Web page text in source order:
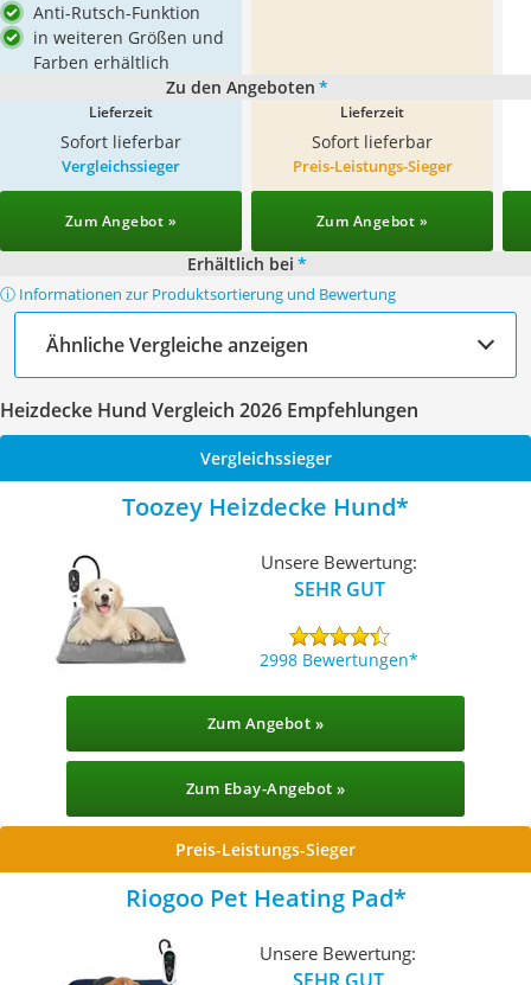
Anti-Rutsch-Funktion
in weiteren Größen und
Farben erhältlich
Zu den Angeboten *
Lieferzeit
Sofort lieferbar
Lieferzeit
Sofort lieferbar
Vergleichssieger
Zum Angebot »
Preis-Leistungs-Sieger
Zum Angebot »
Erhältlich bei *
ⓘ Informationen zur Produktsortierung und Bewertung
Ähnliche Vergleiche anzeigen
Heizdecke Hund Vergleich 2026 Empfehlungen
Vergleichssieger
Toozey Heizdecke Hund
Unsere Bewertung:
SEHR GUT
2998 Bewertungen
Zum Angebot »
Zum Ebay-Angebot »
Preis-Leistungs-Sieger
Riogoo Pet Heating Pad
Unsere Bewertung:
SEHR GUT